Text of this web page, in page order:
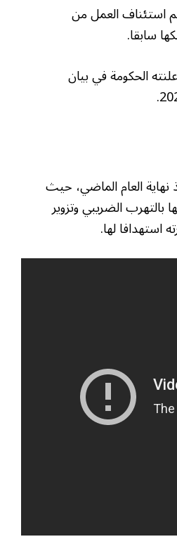
استئناف العمل من
سابقا.
في مالي بنسبة 23% وفقا لما أعلنته الحكومة في بيان
نهاية العام الماضي، حيث
واتهمتها بالتهرب الضريبي وتزوير
استهدافا لها.